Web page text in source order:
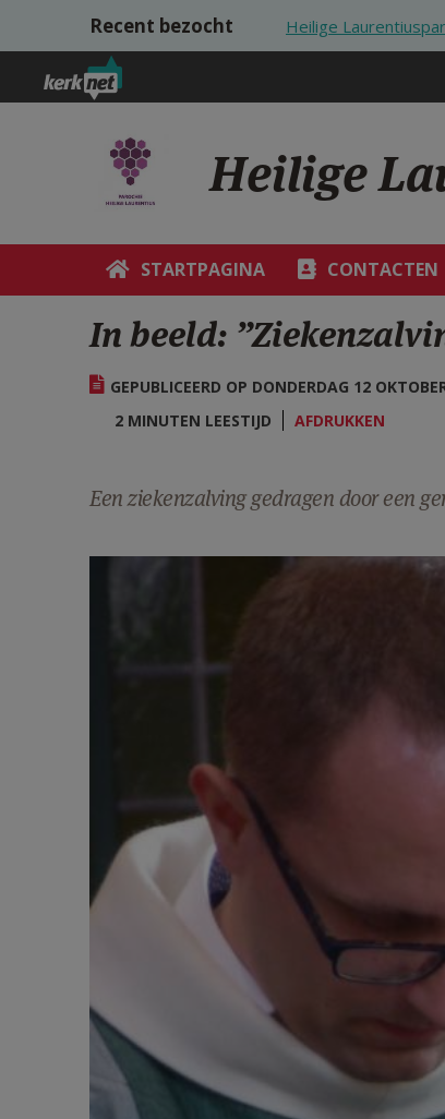
Overslaan en naar de inhoud gaan
Recent bezocht Heilige
Heilige
STARTPAGINA CONTACTEN
In beeld:
GEPUBLICEERD OP DONDERDAG 12
2 MINUTEN LEESTIJD
AFDRUKKEN
Een ziekenzalving gedragen door een